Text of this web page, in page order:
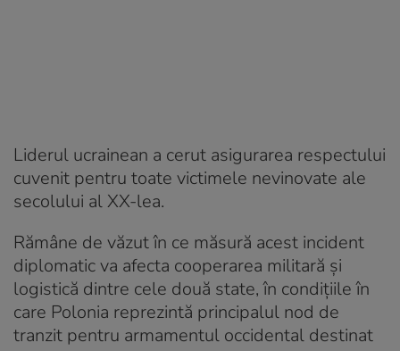
Liderul ucrainean a cerut asigurarea respectului
cuvenit pentru toate victimele nevinovate ale
secolului al XX-lea.
Rămâne de văzut în ce măsură acest incident
diplomatic va afecta cooperarea militară și
logistică dintre cele două state, în condițiile în
care Polonia reprezintă principalul nod de
tranzit pentru armamentul occidental destinat